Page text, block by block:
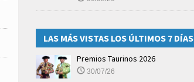
LAS MÁS VISTAS LOS ÚLTIMOS 7 DÍAS
Premios Taurinos 2026
30/07/26